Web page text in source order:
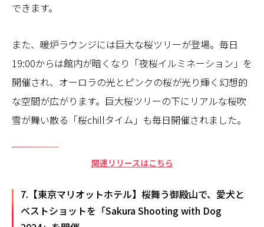
できます。
また、暖炉ラウンジには巨大な桜ツリーが登場。毎日
19:00からは館内が暗くなり「夜桜イルミネーション」を
開催され、オーロラの光とピンクの桜が光り輝く幻想的
な空間が広がります。巨大桜ツリーの下にリアルな桜吹
雪が舞い散る「桜chillタイム」も毎日開催されました。
関連リリースはこちら
7.【東京マリオットホテル】桜舞う御殿山で、愛犬と
ベストショットを「Sakura Shooting with Dog